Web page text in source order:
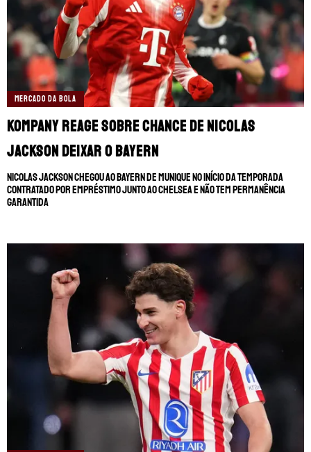
MERCADO DA BOLA
Kompany reage sobre chance de Nicolas
Jackson deixar o Bayern
Nicolas Jackson chegou ao Bayern de Munique no início da temporada
contratado por empréstimo junto ao Chelsea e não tem permanência
garantida